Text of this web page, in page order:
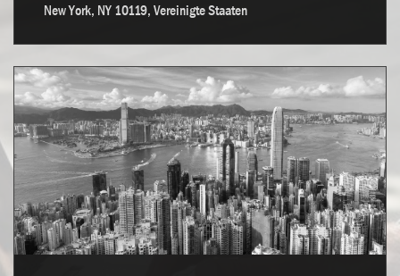
New York, NY 10119, Vereinigte Staaten